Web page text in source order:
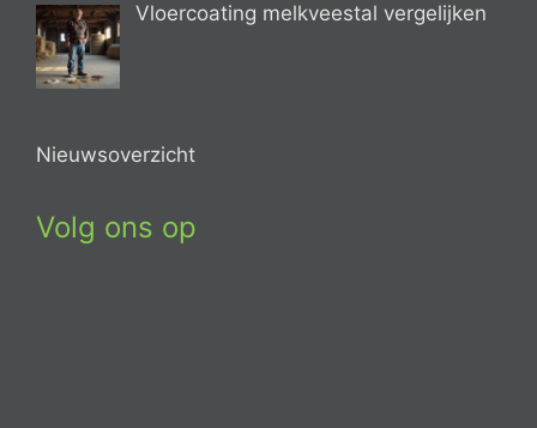
Vloercoating melkveestal vergelijken
Nieuwsoverzicht
Volg ons op